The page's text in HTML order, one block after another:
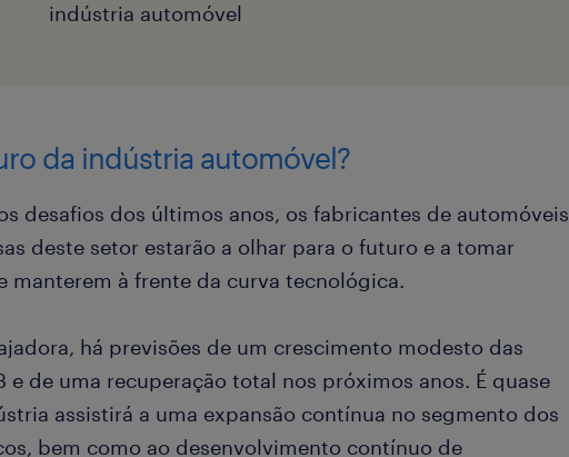
indústria automóvel
da indústria automóvel?
desafios dos últimos anos, os fabricantes de automóveis
deste setor estarão a olhar para o futuro e a tomar
manterem à frente da curva tecnológica.
há previsões de um crescimento modesto das
e de uma recuperação total nos próximos anos. É quase
assistirá a uma expansão contínua no segmento dos
bem como ao desenvolvimento contínuo de